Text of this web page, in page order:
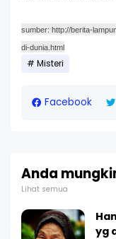
sumber: http://berita-
di-dunia.html
Misteri
Facebook
Anda
Lihat semua
yg